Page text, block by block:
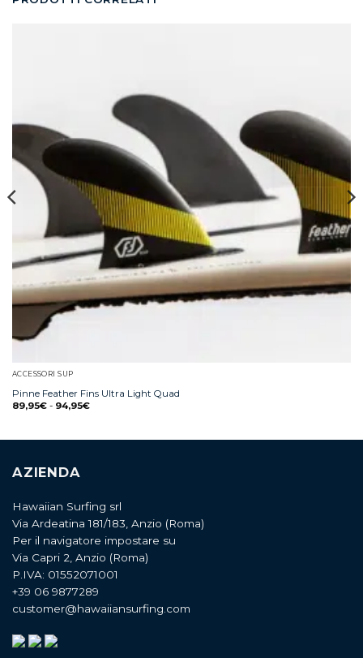
ACCESSORI SUP
Pinne Feather Fins Ultra Light Quad
89,95€ - 94,95€
AZIENDA
Hawaiian Surfing srl
Via Ardeatina 181/183, Anzio (Roma)
Per il navigatore impostare su
Via Capri 2, Anzio (Roma)
P.IVA: 01552071001
+39 06 9877289
customer@hawaiiansurfing.com